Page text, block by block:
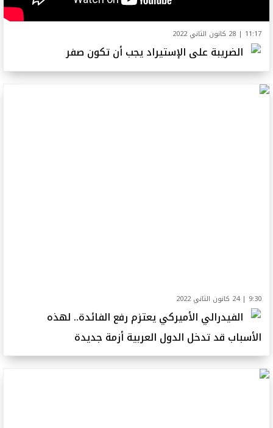
11:17 | 28 كانون الثاني 2022
الضريبة على الإستيراد يجب أن تكون صفر
9:30 | 24 كانون الثاني 2022
الفيدرالي الأميركي يعتزم رفع الفائدة.. لهذه
الأسباب قد تدخل الدول العربية أزمة جديدة